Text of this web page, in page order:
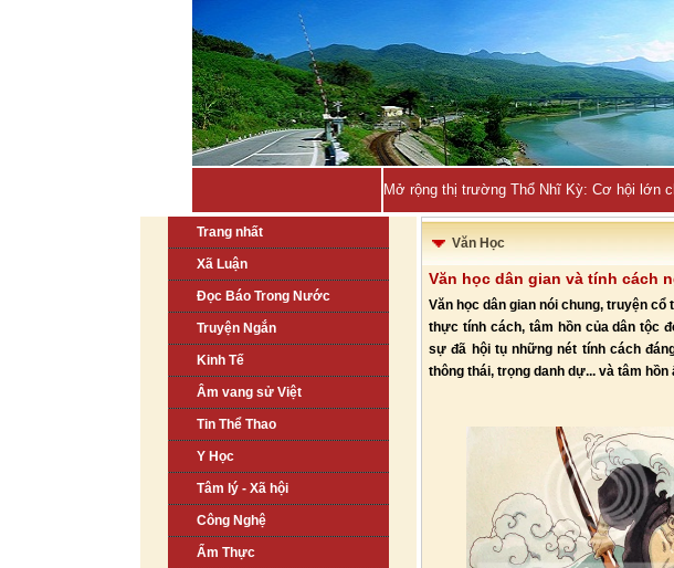
Mở rộng thị trường Thổ Nhĩ Kỳ: Cơ hội lớn
Trang nhất
Xã Luận
Đọc Báo Trong Nước
Truyện Ngắn
Kinh Tế
Âm vang sử Việt
Tin Thể Thao
Y Học
Tâm lý - Xã hội
Công Nghệ
Ẩm Thực
Văn Học
Văn học dân gian và tính cách
Văn học dân gian nói chung, truyện
thực tính cách, tâm hồn của dân tộc
sự đã hội tụ những nét tính cách
thông thái, trọng danh dự... và tâm